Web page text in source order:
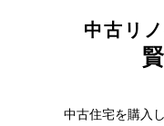
中古リ
中古住宅を購入